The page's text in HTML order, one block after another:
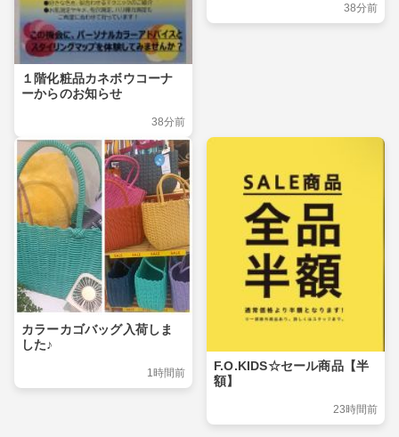
１階化粧品カネボウコーナ
ーからのお知らせ
38分前
38分前
カラーカゴバッグ入荷しま
した♪
1時間前
F.O.KIDS☆セール商品【半
額】
23時間前